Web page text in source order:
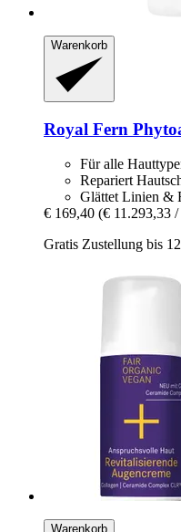
Warenkorb
Royal Fern
Für alle
Repariert
Glättet Linien &
€ 169,40 (€ 11.293,33
Gratis Zustellung bis
Warenkorb